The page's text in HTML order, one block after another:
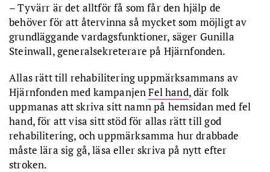
– Tyvärr är det alltför få som får den hjälp de
behöver för att återvinna så mycket som möjligt av
grundläggande vardagsfunktioner, säger Gunilla
Steinwall, generalsekreterare på Hjärnfonden.
Allas rätt till rehabilitering uppmärksammans av
Hjärnfonden med kampanjenFel hand, där folk
uppmanas att skriva sitt namn på hemsidan med fel
hand, för att visa sitt stöd för allas rätt till god
rehabilitering, och uppmärksamma hur drabbade
måste lära sig gå, läsa eller skriva på nytt efter
stroken.